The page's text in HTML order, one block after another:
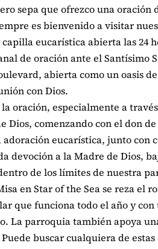
sepa que ofrezco una
es bienvenido a visitar
eucarística abierta las 24
de oración ante el Santísimo
abierta como un oasis
con Dios.
oración, especialmente a
Dios, comenzando con el don
eucarística, junto con
devoción a la Madre de Dios,
de los límites de nuestra
en Star of the Sea se reza el
que funciona todo el año y
La parroquia también apoya
buscar cualquiera de